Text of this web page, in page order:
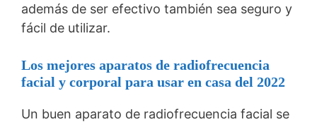
además de ser efectivo también sea seguro y
fácil de utilizar.
Los mejores aparatos de radiofrecuencia
facial y corporal para usar en casa del 2022
Un buen aparato de radiofrecuencia facial se